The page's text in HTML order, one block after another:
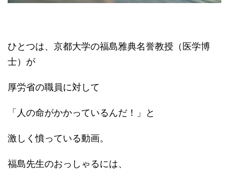
ひとつは、京都大学の福島雅典名誉教授（医学博
士）が
厚労省の職員に対して
「人の命がかかっているんだ！」と
激しく憤っている動画。
福島先生のおっしゃるには、